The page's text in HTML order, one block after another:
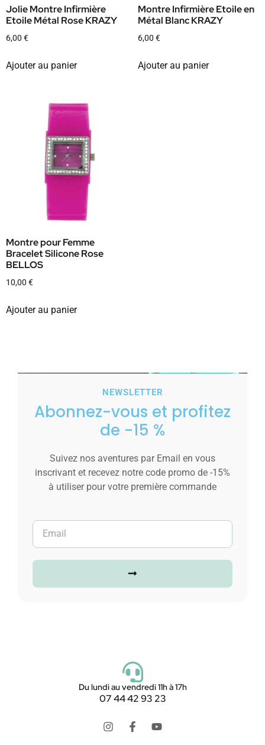
Jolie Montre Infirmière
Etoile Métal Rose KRAZY
6,00 €
Ajouter au panier
Montre Infirmière Etoile en
Métal Blanc KRAZY
6,00 €
Ajouter au panier
Montre pour Femme
Bracelet Silicone Rose
BELLOS
10,00 €
Ajouter au panier
NEWSLETTER
Abonnez-vous et profitez
de -15 %
Suivez nos aventures par Email en vous
inscrivant et recevez notre code promo de -15%
à utiliser pour votre première commande
Du lundi au vendredi 11h à 17h
07 44 42 93 23